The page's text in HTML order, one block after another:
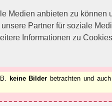
Medien anbieten zu können
Partner für soziale
Informationen zu
keine Bilder betrachten und